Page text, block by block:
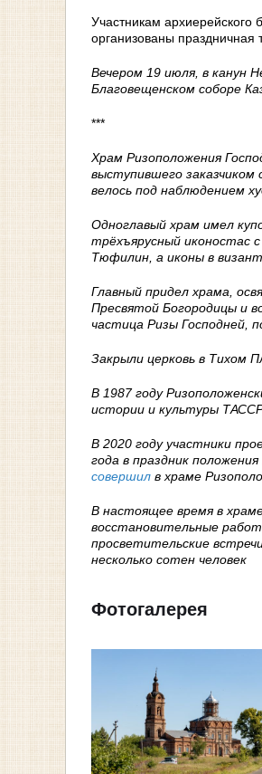
Участникам
организованы праздничная
Вечером 19 июля, в канун
Благовещенском соборе
***
Храм Ризоположения
выступившего
велось под наблюдением
Одноглавый храм имел
трёхъярусный иконостас
Тюфилин, а иконы в
Главный придел храма,
Пресвятой Богородицы и
частица Ризы Господней,
Закрыли церковь в Тихом
В 1987 году
истории и культуры
В 2020 году участники
года в праздник
совершил в храме
В настоящее время в
восстановительные
просветительские
несколько сотен человек
Фотогалерея